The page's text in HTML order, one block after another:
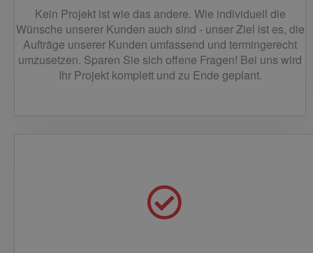
Kein Projekt ist wie das andere. Wie individuell die
Wünsche unserer Kunden auch sind - unser Ziel ist es, die
Aufträge unserer Kunden umfassend und termingerecht
umzusetzen. Sparen Sie sich offene Fragen! Bei uns wird
Ihr Projekt komplett und zu Ende geplant.